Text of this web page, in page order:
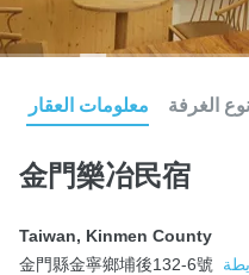
معلومات العقار نوع الغرفة
金門樂冶民宿
Taiwan, Kinmen County
金門縣金寧鄉埔後132-6號